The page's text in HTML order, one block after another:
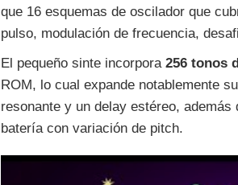
que 16 esquemas de oscilador que
pulso, modulación de frecuencia,
El pequeño sinte incorpora 256 tonos
ROM, lo cual expande notablemente
resonante y un delay estéreo, además
batería con variación de pitch.